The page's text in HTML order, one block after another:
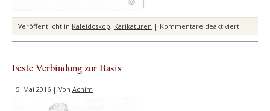
Veröffentlicht in Kaleidoskop, Karikaturen | Kommentare deaktiviertfür
Neue
Feste Verbindung zur Basis
5. Mai 2016 | Von Achim